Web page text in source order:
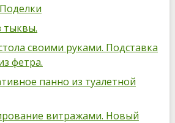
Поделки
тыквы.
своими руками. Подставка
фетра.
панно из туалетной
витражами. Новый